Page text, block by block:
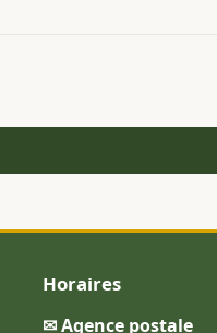
Horaires
✉ Agence postale